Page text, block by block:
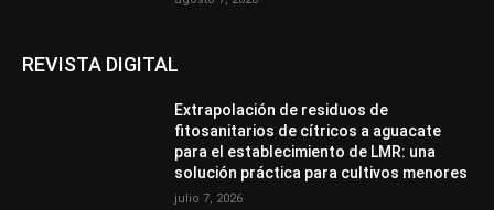
REVISTA DIGITAL
Extrapolación de residuos de
fitosanitarios de cítricos a aguacate
para el establecimiento de LMR: una
solución práctica para cultivos menores
julio 7, 2026